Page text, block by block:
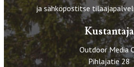
ja sähköpostitse
Kustantaja
Outdoor Media
Pihlajatie 28